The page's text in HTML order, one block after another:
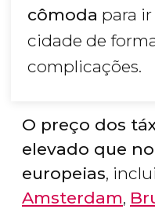
cômoda para
cidade de
complicações.
O preço dos
elevado que
europeias,
Amsterdam,